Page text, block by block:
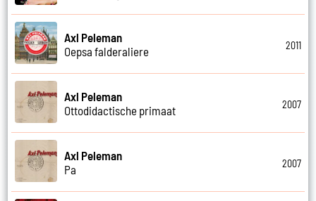
Axl Peleman
Oepsa falderaliere
2011
Axl Peleman
Ottodidactische primaat
2007
Axl Peleman
Pa
2007